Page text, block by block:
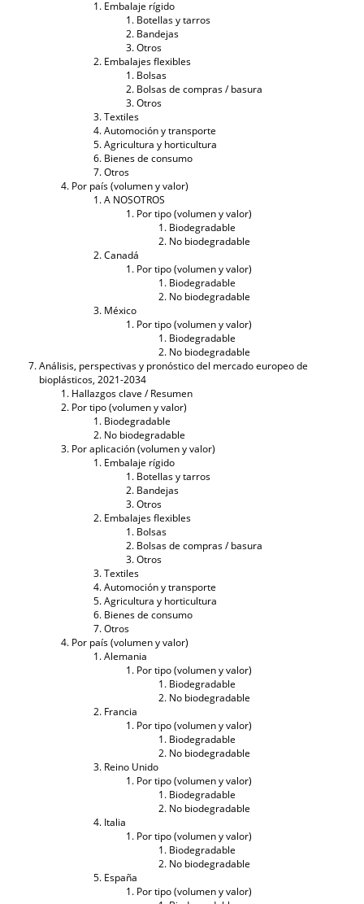
Embalaje rígido
Botellas y tarros
Bandejas
Otros
Embalajes flexibles
Bolsas
Bolsas de compras / basura
Otros
Textiles
Automoción y transporte
Agricultura y horticultura
Bienes de consumo
Otros
Por país (volumen y valor)
A NOSOTROS
Por tipo (volumen y valor)
Biodegradable
No biodegradable
Canadá
Por tipo (volumen y valor)
Biodegradable
No biodegradable
México
Por tipo (volumen y valor)
Biodegradable
No biodegradable
Análisis, perspectivas y pronóstico del mercado europeo de
bioplásticos, 2021-2034
Hallazgos clave / Resumen
Por tipo (volumen y valor)
Biodegradable
No biodegradable
Por aplicación (volumen y valor)
Embalaje rígido
Botellas y tarros
Bandejas
Otros
Embalajes flexibles
Bolsas
Bolsas de compras / basura
Otros
Textiles
Automoción y transporte
Agricultura y horticultura
Bienes de consumo
Otros
Por país (volumen y valor)
Alemania
Por tipo (volumen y valor)
Biodegradable
No biodegradable
Francia
Por tipo (volumen y valor)
Biodegradable
No biodegradable
Reino Unido
Por tipo (volumen y valor)
Biodegradable
No biodegradable
Italia
Por tipo (volumen y valor)
Biodegradable
No biodegradable
España
Por tipo (volumen y valor)